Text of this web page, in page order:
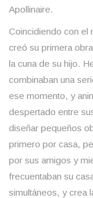
Apollinaire.
Coincidiendo con el
creó su primera
la cuna de su hijo.
combinaban una
ese momento, y
despertado entre
diseñar pequeños
primero por casa,
por sus amigos y
frecuentaban su
simultáneos, y crea